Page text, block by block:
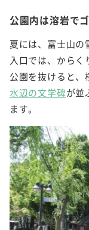
公園内は溶岩で
夏には、富士山の
入口では、からく
公園を抜けると、
水辺の文学碑が並
ます。